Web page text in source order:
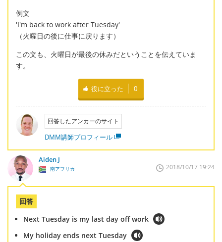
例文
'I'm back to work after Tuesday'
（火曜日の後に仕事に戻ります）
この文も、火曜日が最後の休みだということを伝えていま
す。
役に立った 0
回答したアンカーのサイト
DMM講師プロフィール
Aiden J
南アフリカ 2018/10/17 19:24
回答
Next Tuesday is my last day off work
My holiday ends next Tuesday